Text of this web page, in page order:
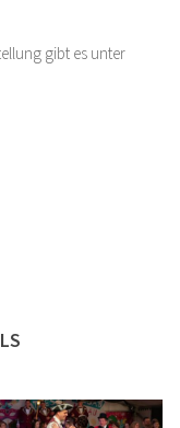
gibt es unter